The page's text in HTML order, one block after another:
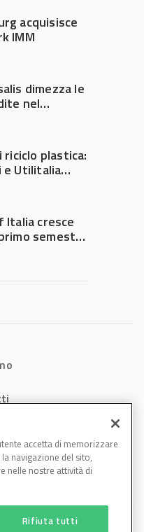
acquisisce
IMM
dimezza le
nel
riciclo plastica:
e Utilitalia
Italia cresce
semestre
accetta di memorizzare
navigazione del sito,
nelle nostre attività di
Rifiuta tutti